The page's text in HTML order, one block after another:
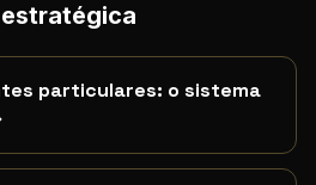
particulares: o sistema